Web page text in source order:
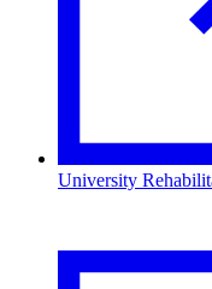
University